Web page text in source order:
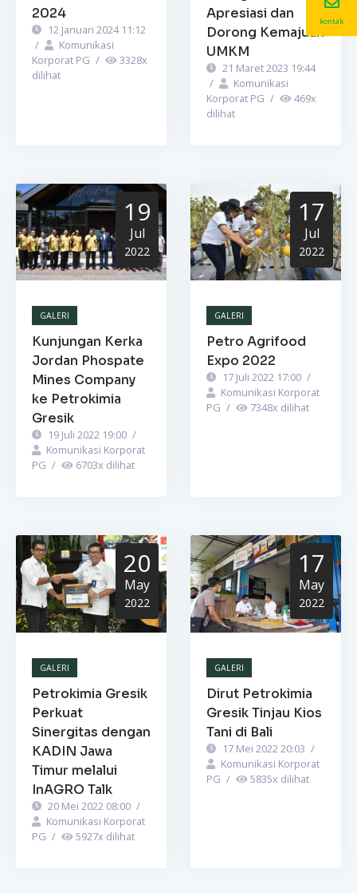
2024
12 Januari 2024 11:12
/
Komunikasi
Korporat PG / 3328x
dilihat
Apresiasi dan
Dorong Kemajuan
UMKM
21 Maret 2023 19:44
/
Komunikasi
Korporat PG / 469x
dilihat
19
Jul
2022
GALERI
Kunjungan Kerka
Jordan Phospate
Mines Company
ke Petrokimia
Gresik
19 Juli 2022 19:00 /
Komunikasi Korporat
PG / 6703x dilihat
17
Jul
2022
GALERI
Petro Agrifood
Expo 2022
17 Juli 2022 17:00 /
Komunikasi Korporat
PG / 7348x dilihat
20
May
2022
GALERI
Petrokimia Gresik
Perkuat
Sinergitas dengan
KADIN Jawa
Timur melalui
InAGRO Talk
20 Mei 2022 08:00 /
Komunikasi Korporat
PG / 5927x dilihat
17
May
2022
GALERI
Dirut Petrokimia
Gresik Tinjau Kios
Tani di Bali
17 Mei 2022 20:03 /
Komunikasi Korporat
PG / 5835x dilihat
kontak